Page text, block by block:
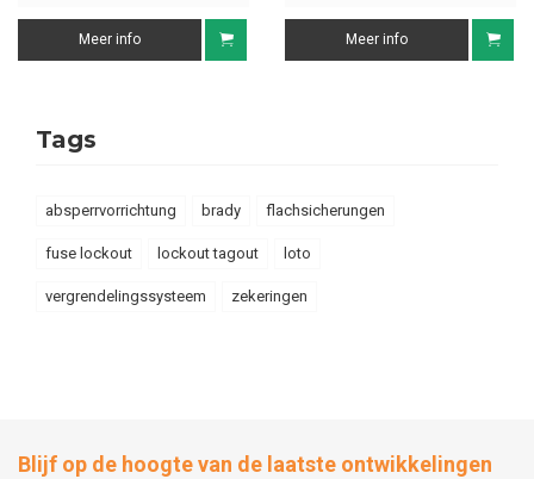
Meer info Meer info
Tags
absperrvorrichtung brady flachsicherungen
fuse lockout lockout tagout loto
vergrendelingssysteem zekeringen
Blijf op de hoogte van de laatste ontwikkelingen